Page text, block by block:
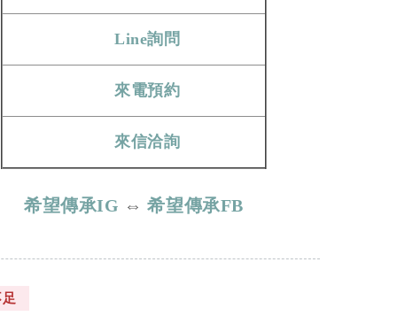
Line詢問
來電預約
來信洽詢
希望傳承IG ⇔希望傳承FB